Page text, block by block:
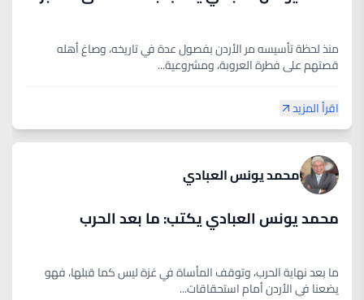
منذ لحظة تأسيسه مر الأردن بفصول عدة في تاريخه، وصاغ أهله
قصتهم على فطرة العروبة، ومشروعية...
اقرأ المزيد
محمد يونس العبادي
محمد يونس العبادي يكتب: ما بعد الحرب
ما بعد نهاية الحرب، وتوقف المأساة في غزة ليس كما قبلها، فهو
يضعنا في الأردن أمام استحقاقات...